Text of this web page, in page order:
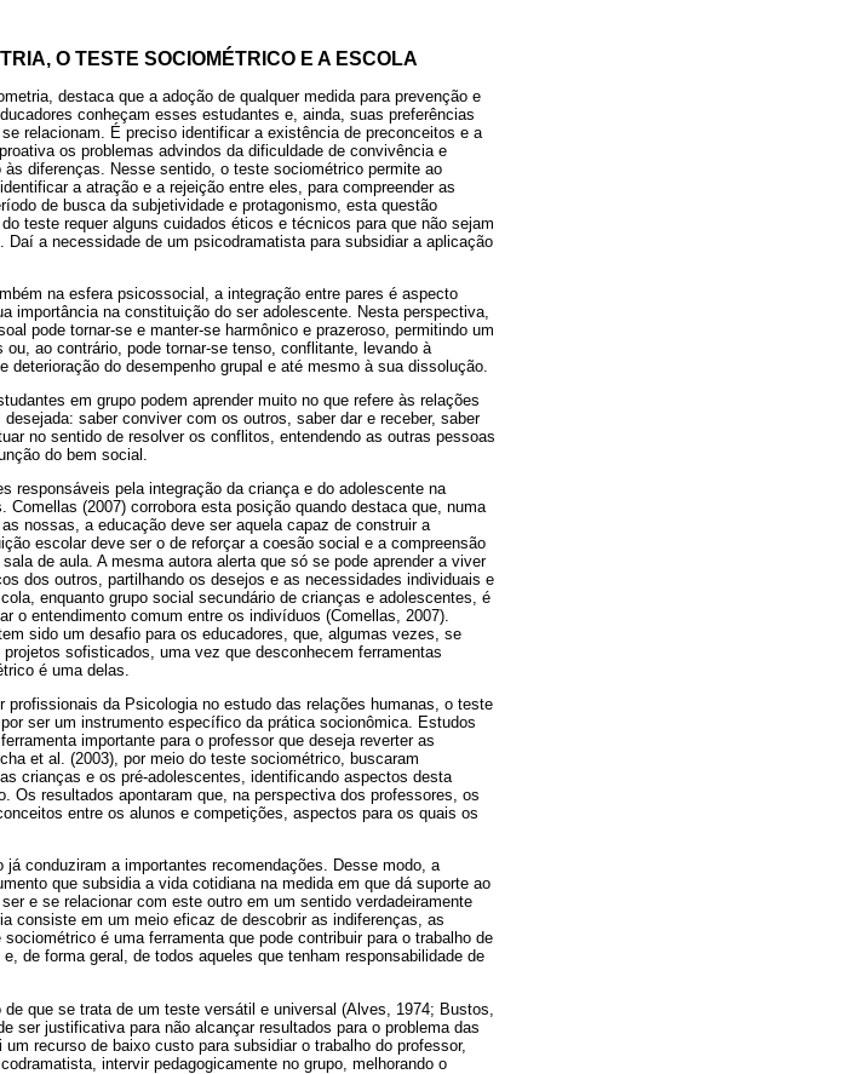
O TESTE SOCIOMÉTRICO E A ESCOLA
destaca que a adoção de qualquer medida para prevenção e
conheçam esses estudantes e, ainda, suas preferências
relacionam. É preciso identificar a existência de preconceitos e a
os problemas advindos da dificuldade de convivência e
diferenças. Nesse sentido, o teste sociométrico permite ao
a atração e a rejeição entre eles, para compreender as
de busca da subjetividade e protagonismo, esta questão
teste requer alguns cuidados éticos e técnicos para que não sejam
a necessidade de um psicodramatista para subsidiar a aplicação
na esfera psicossocial, a integração entre pares é aspecto
importância na constituição do ser adolescente. Nesta perspectiva,
pode tornar-se e manter-se harmônico e prazeroso, permitindo um
ao contrário, pode tornar-se tenso, conflitante, levando à
do desempenho grupal e até mesmo à sua dissolução.
em grupo podem aprender muito no que refere às relações
saber conviver com os outros, saber dar e receber, saber
no sentido de resolver os conflitos, entendendo as outras pessoas
do bem social.
responsáveis pela integração da criança e do adolescente na
(2007) corrobora esta posição quando destaca que, numa
nossas, a educação deve ser aquela capaz de construir a
escolar deve ser o de reforçar a coesão social e a compreensão
de aula. A mesma autora alerta que só se pode aprender a viver
dos outros, partilhando os desejos e as necessidades individuais e
enquanto grupo social secundário de crianças e adolescentes, é
o entendimento comum entre os indivíduos (Comellas, 2007).
sido um desafio para os educadores, que, algumas vezes, se
sofisticados, uma vez que desconhecem ferramentas
é uma delas.
profissionais da Psicologia no estudo das relações humanas, o teste
ser um instrumento específico da prática socionômica. Estudos
importante para o professor que deseja reverter as
et al. (2003), por meio do teste sociométrico, buscaram
crianças e os pré-adolescentes, identificando aspectos desta
Os resultados apontaram que, na perspectiva dos professores, os
entre os alunos e competições, aspectos para os quais os
conduziram a importantes recomendações. Desse modo, a
que subsidia a vida cotidiana na medida em que dá suporte ao
e se relacionar com este outro em um sentido verdadeiramente
consiste em um meio eficaz de descobrir as indiferenças, as
é uma ferramenta que pode contribuir para o trabalho de
de forma geral, de todos aqueles que tenham responsabilidade de
que se trata de um teste versátil e universal (Alves, 1974; Bustos,
ser justificativa para não alcançar resultados para o problema das
recurso de baixo custo para subsidiar o trabalho do professor,
intervir pedagogicamente no grupo, melhorando o